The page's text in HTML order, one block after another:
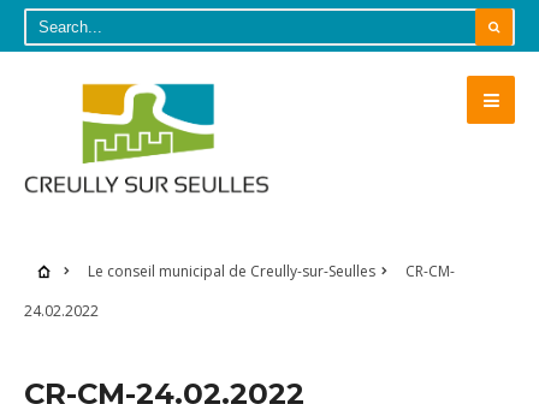
Le conseil municipal de Creully-sur-Seulles
CR-CM-
24.02.2022
CR-CM-24.02.2022